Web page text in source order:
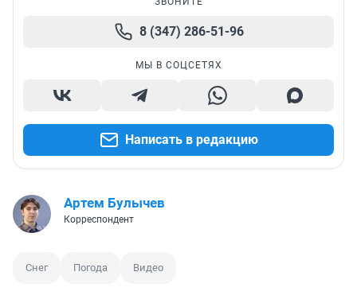
8 (347) 286-51-96
МЫ В СОЦСЕТЯХ
Написать в редакцию
Артем Булычев
Корреспондент
Снег Погода Видео